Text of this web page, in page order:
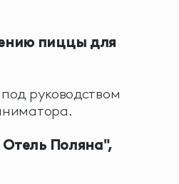
пиццы для
руководством
Отель Поляна",